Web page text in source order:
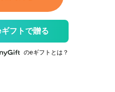
フトで贈る
のeギフトとは？